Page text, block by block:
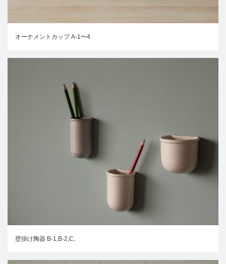
オーナメントカップ A-1〜4
壁掛け陶器 B-1,B-2,C,